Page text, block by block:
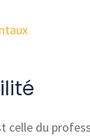
celle du